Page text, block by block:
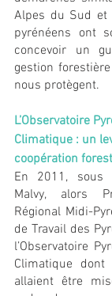
Alpes du Sud et
pyrénéens ont
concevoir un
gestion
nous protègent.
L’Observatoire
Climatique : un
coopération
En 2011, sous
Malvy, alors
Régional Midi-
de Travail des
l’Observatoire
Climatique
allaient être